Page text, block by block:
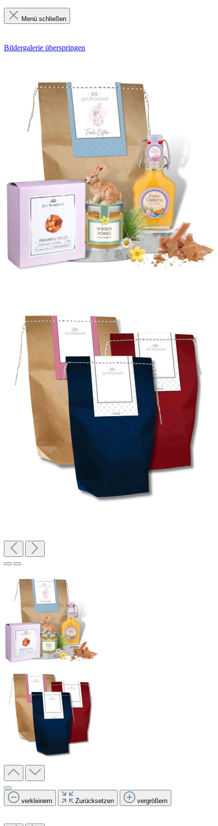
Menü schließen
Bildergalerie überspringen
verkleinern Zurücksetzen vergrößern